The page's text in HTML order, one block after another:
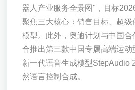
器人产业服务全景图"，目标
聚焦三大核心：销售目标、超级
模型。此外，奥迪计划与中国合
合推出第三款中国专属高端运动
新一代语音生成模型StepAudio
然语言控制合成。